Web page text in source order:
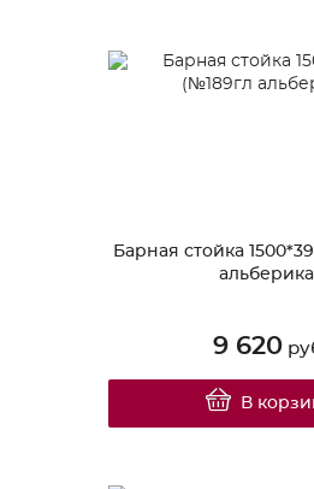
Барная стойка
9 620
В